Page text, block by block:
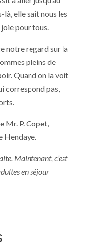
là, elle sait nous les
joie pour tous.
notre regard sur la
pleins de
Quand on la voit
correspond pas,
Mr. P. Copet,
Hendaye.
Maintenant, c’est
en séjour